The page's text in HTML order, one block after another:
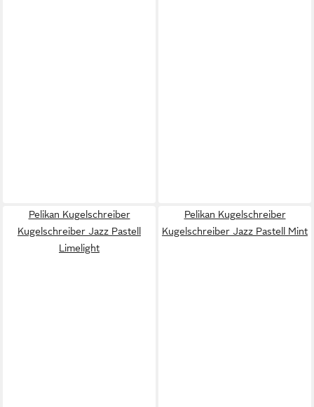
Pelikan Kugelschreiber
Kugelschreiber Jazz Pastell
Limelight
Pelikan Kugelschreiber
Kugelschreiber Jazz Pastell Mint